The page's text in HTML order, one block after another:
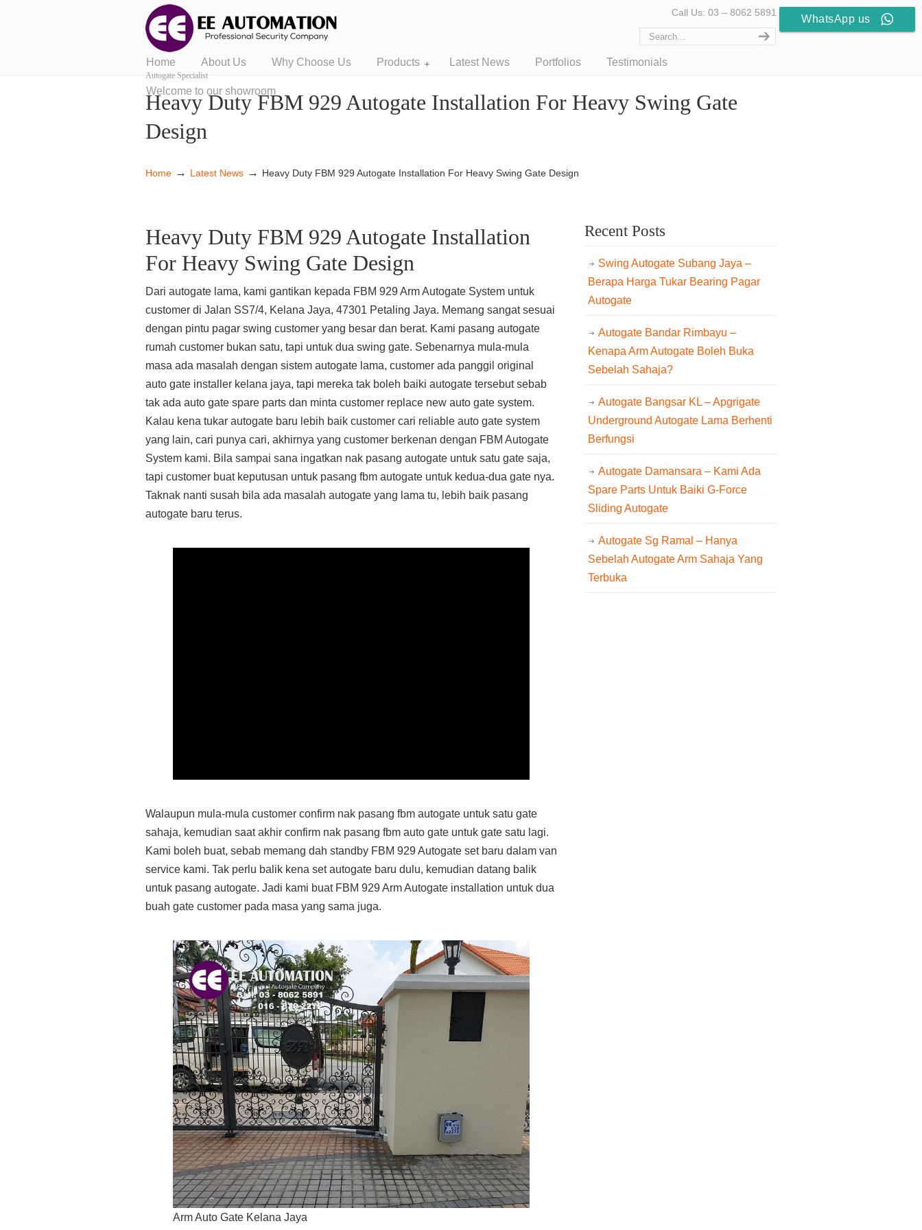
Autogate Specialist
Call Us: 03 – 8062 5891
Home About Us Why Choose Us Products Latest News Portfolios Testimonials
Welcome to our showroom
Heavy Duty FBM 929 Autogate Installation For Heavy Swing Gate
Design
Home → Latest News → Heavy Duty FBM 929 Autogate Installation For Heavy Swing Gate Design
Heavy Duty FBM 929 Autogate Installation
For Heavy Swing Gate Design
Dari autogate lama, kami gantikan kepada FBM 929 Arm Autogate System untuk
customer di Jalan SS7/4, Kelana Jaya, 47301 Petaling Jaya. Memang sangat sesuai
dengan pintu pagar swing customer yang besar dan berat. Kami pasang autogate
rumah customer bukan satu, tapi untuk dua swing gate. Sebenarnya mula-mula
masa ada masalah dengan sistem autogate lama, customer ada panggil original
auto gate installer kelana jaya, tapi mereka tak boleh baiki autogate tersebut sebab
tak ada auto gate spare parts dan minta customer replace new auto gate system.
Kalau kena tukar autogate baru lebih baik customer cari reliable auto gate system
yang lain, cari punya cari, akhirnya yang customer berkenan dengan FBM Autogate
System kami. Bila sampai sana ingatkan nak pasang autogate untuk satu gate saja,
tapi customer buat keputusan untuk pasang fbm autogate untuk kedua-dua gate nya.
Taknak nanti susah bila ada masalah autogate yang lama tu, lebih baik pasang
autogate baru terus.
Walaupun mula-mula customer confirm nak pasang fbm autogate untuk satu gate
sahaja, kemudian saat akhir confirm nak pasang fbm auto gate untuk gate satu lagi.
Kami boleh buat, sebab memang dah standby FBM 929 Autogate set baru dalam van
service kami. Tak perlu balik kena set autogate baru dulu, kemudian datang balik
untuk pasang autogate. Jadi kami buat FBM 929 Arm Autogate installation untuk dua
buah gate customer pada masa yang sama juga.
Arm Auto Gate Kelana Jaya
Recent Posts
Swing Autogate Subang Jaya –
Berapa Harga Tukar Bearing Pagar
Autogate
Autogate Bandar Rimbayu –
Kenapa Arm Autogate Boleh Buka
Sebelah Sahaja?
Autogate Bangsar KL – Apgrigate
Underground Autogate Lama Berhenti
Berfungsi
Autogate Damansara – Kami Ada
Spare Parts Untuk Baiki G-Force
Sliding Autogate
Autogate Sg Ramal – Hanya
Sebelah Autogate Arm Sahaja Yang
Terbuka
WhatsApp us